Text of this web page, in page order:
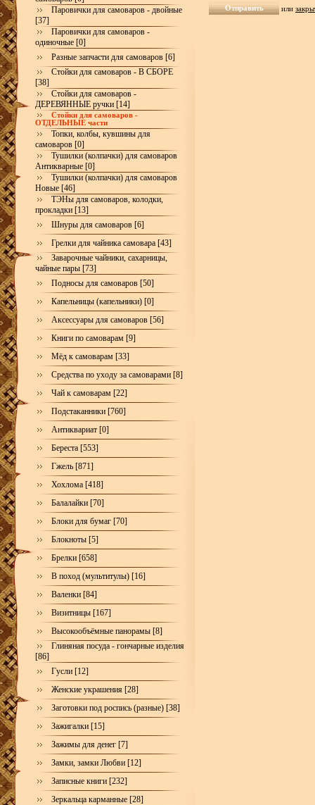
Паровички для самоваров - двойные
[37]
Паровички для самоваров -
одиночные [0]
Разные запчасти для самоваров [6]
Стойки для самоваров - В СБОРЕ
[38]
Стойки для самоваров -
ДЕРЕВЯННЫЕ ручки [14]
Стойки для самоваров -
ОТДЕЛЬНЫЕ части
Топки, колбы, кувшины для
самоваров [0]
Тушилки (колпачки) для самоваров
Антикварные [0]
Тушилки (колпачки) для самоваров
Новые [46]
ТЭНы для самоваров, колодки,
прокладки [13]
Шнуры для самоваров [6]
Грелки для чайника самовара [43]
Заварочные чайники, сахарницы,
чайные пары [73]
Подносы для самоваров [50]
Капельницы (капельники) [0]
Аксессуары для самоваров [56]
Книги по самоварам [9]
Мёд к самоварам [33]
Средства по уходу за самоварами [8]
Чай к самоварам [22]
Подстаканники [760]
Антиквариат [0]
Береста [553]
Гжель [871]
Хохлома [418]
Балалайки [70]
Блоки для бумаг [70]
Блокноты [5]
Брелки [658]
В поход (мультитулы) [16]
Валенки [84]
Визитницы [167]
Высокообъёмные панорамы [8]
Глиняная посуда - гончарные изделия
[86]
Гусли [12]
Женские украшения [28]
Заготовки под роспись (разные) [38]
Зажигалки [15]
Зажимы для денег [7]
Замки, замки Любви [12]
Записные книги [232]
Зеркальца карманные [28]
или